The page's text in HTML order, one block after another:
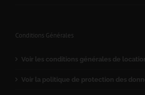
Conditions Générales
Voir les conditions générales de
Voir la politique de protection des